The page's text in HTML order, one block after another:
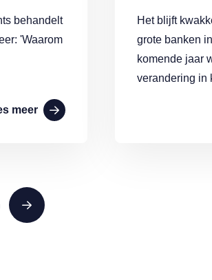
behandelt
'Waarom
meer
Het blijft
grote banken
komende jaar
verandering in